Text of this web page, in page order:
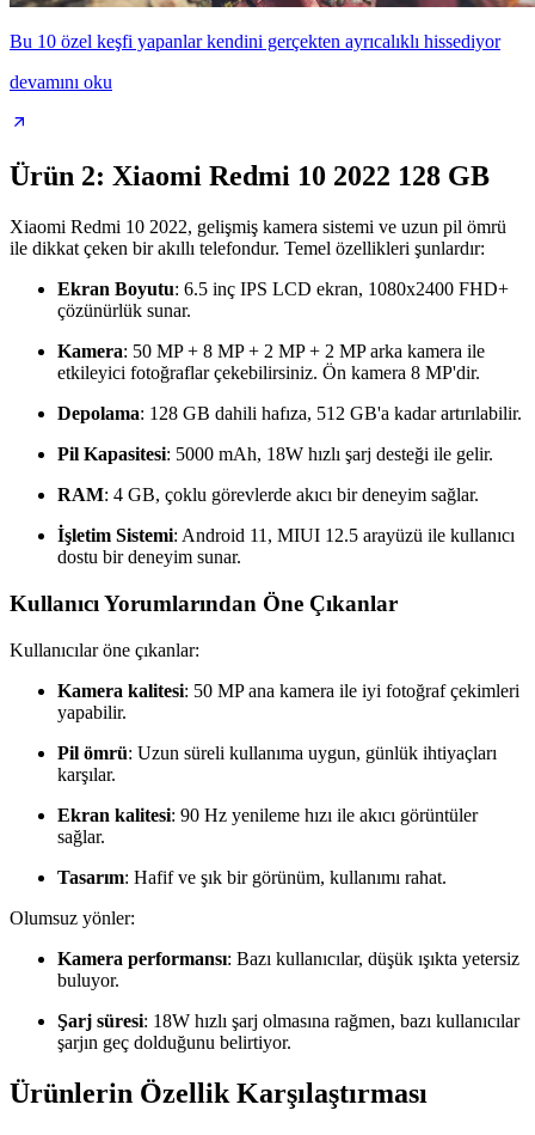
Bu 10 özel keşfi yapanlar kendini gerçekten ayrıcalıklı hissediyor
devamını oku
Ürün 2: Xiaomi Redmi 10 2022 128 GB
Xiaomi Redmi 10 2022, gelişmiş kamera sistemi ve uzun pil ömrü
ile dikkat çeken bir akıllı telefondur. Temel özellikleri şunlardır:
Ekran Boyutu: 6.5 inç IPS LCD ekran, 1080x2400 FHD+
çözünürlük sunar.
Kamera: 50 MP + 8 MP + 2 MP + 2 MP arka kamera ile
etkileyici fotoğraflar çekebilirsiniz. Ön kamera 8 MP'dir.
Depolama: 128 GB dahili hafıza, 512 GB'a kadar artırılabilir.
Pil Kapasitesi: 5000 mAh, 18W hızlı şarj desteği ile gelir.
RAM: 4 GB, çoklu görevlerde akıcı bir deneyim sağlar.
İşletim Sistemi: Android 11, MIUI 12.5 arayüzü ile kullanıcı
dostu bir deneyim sunar.
Kullanıcı Yorumlarından Öne Çıkanlar
Kullanıcılar öne çıkanlar:
Kamera kalitesi: 50 MP ana kamera ile iyi fotoğraf çekimleri
yapabilir.
Pil ömrü: Uzun süreli kullanıma uygun, günlük ihtiyaçları
karşılar.
Ekran kalitesi: 90 Hz yenileme hızı ile akıcı görüntüler
sağlar.
Tasarım: Hafif ve şık bir görünüm, kullanımı rahat.
Olumsuz yönler:
Kamera performansı: Bazı kullanıcılar, düşük ışıkta yetersiz
buluyor.
Şarj süresi: 18W hızlı şarj olmasına rağmen, bazı kullanıcılar
şarjın geç dolduğunu belirtiyor.
Ürünlerin Özellik Karşılaştırması